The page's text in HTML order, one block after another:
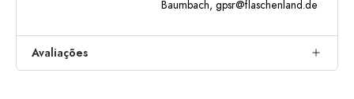
Baumbach, gpsr@flaschenland.de
Avaliações